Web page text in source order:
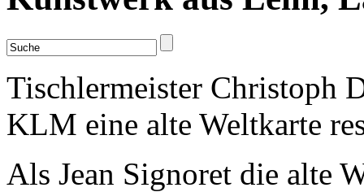
Tischlermeister Christoph
KLM eine alte Weltkarte
Als Jean Signoret die alte